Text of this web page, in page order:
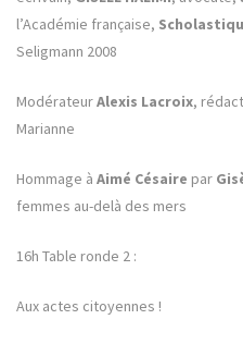
l’Académie française,
Seligmann 2008
ModérateurAlexis Lacroix,
Marianne
Hommage à Aimé Césaire par
femmes au-delà des mers
16h Table ronde 2 :
Aux actes citoyennes !